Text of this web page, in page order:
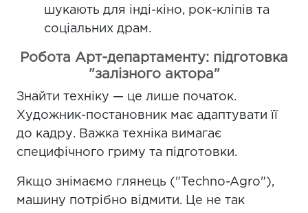
шукають для інді-кіно, рок-кліпів та
соціальних драм.
Робота Арт-департаменту: підготовка
"залізного актора"
Знайти техніку — це лише початок.
Художник-постановник має адаптувати її
до кадру. Важка техніка вимагає
специфічного гриму та підготовки.
Якщо знімаємо глянець ("Techno-Agro"),
машину потрібно відмити. Це не так